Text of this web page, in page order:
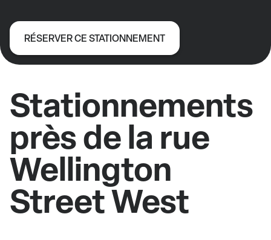
RÉSERVER CE STATIONNEMENT
Stationnements
près de la rue
Wellington
Street West